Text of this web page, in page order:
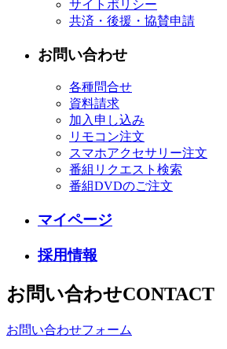
サイトポリシー
共済・後援・協賛申請
お問い合わせ
各種問合せ
資料請求
加入申し込み
リモコン注文
スマホアクセサリー注文
番組リクエスト検索
番組DVDのご注文
マイページ
採用情報
お問い合わせCONTACT
お問い合わせフォーム